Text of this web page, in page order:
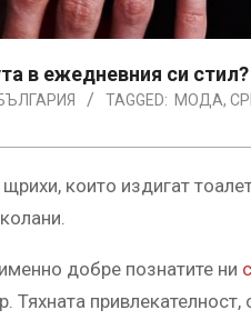
в ежедневния си стил?
TAGGED: МОДА,
които издигат
добре познатите ни
Тяхната